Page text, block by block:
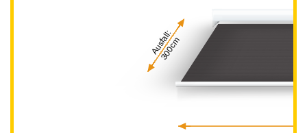
Ausfall:
300cm